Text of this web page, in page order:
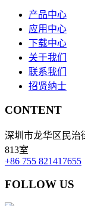
产品中心
应用中心
下载中心
关于我们
联系我们
招贤纳士
CONTENT
深圳市龙华区民治
813室
+86 755 821417655
FOLLOW US